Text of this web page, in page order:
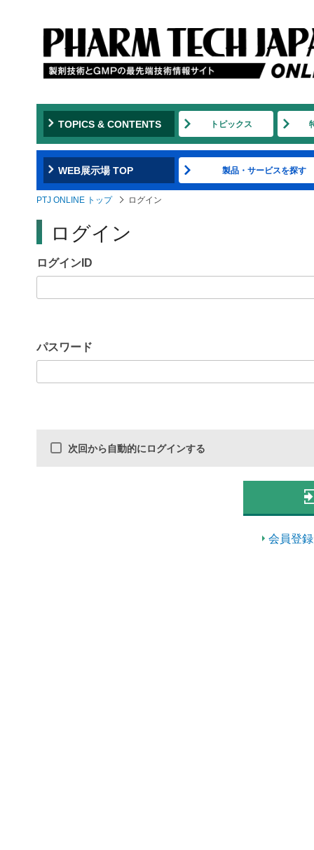
to
navigation
TOPICS & CONTENTS トピックス
WEB展示場 TOP 製品・サービスを探す
PTJ ONLINE トップ ログイン
ログイン
ログインID
パスワード
次回から自動的にログインする
会員登